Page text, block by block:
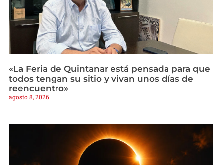
«La Feria de Quintanar está pensada para que
todos tengan su sitio y vivan unos días de
reencuentro»
agosto 8, 2026